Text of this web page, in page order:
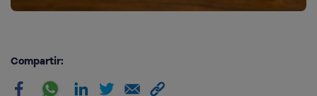
Compartir: